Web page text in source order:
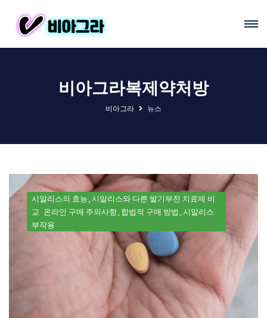
비아그라복제약처방
비아그라 뉴스
시알리스의 효능 시알리스와 다른 발기부전 치료제 비
교 온라인 구매 주의사항 합법적 구매 방법 시알리스
부작용